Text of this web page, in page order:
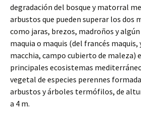
degradación del bosque y matorral
arbustos que pueden superar los dos
como jaras, brezos, madroños y
maquia o maquis (del francés
macchia, campo cubierto de maleza)
principales ecosistemas
vegetal de especies perennes
arbustos y árboles termófilos, de
a 4 m.